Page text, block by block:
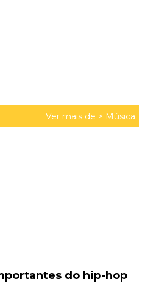
Ver mais de > Música
do hip-hop